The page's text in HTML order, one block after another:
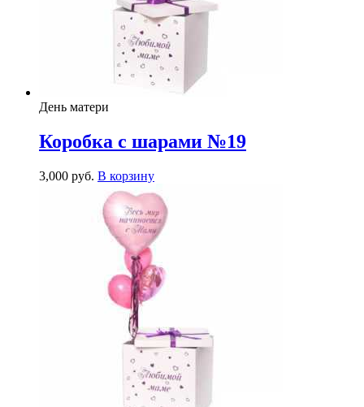
День матери
Коробка с шарами №19
3,000 руб. В корзину